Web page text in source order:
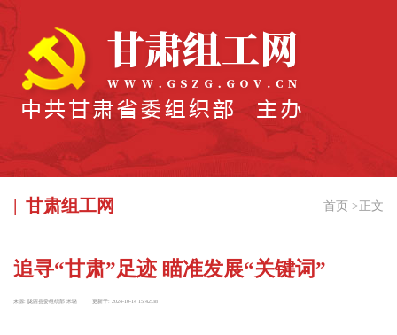
甘肃组工网 首页 > 正文
追寻“甘肃”足迹 瞄准发展“关键词”
来源: 陇西县委组织部 米璐 更新于: 2024-10-14 15:42:38